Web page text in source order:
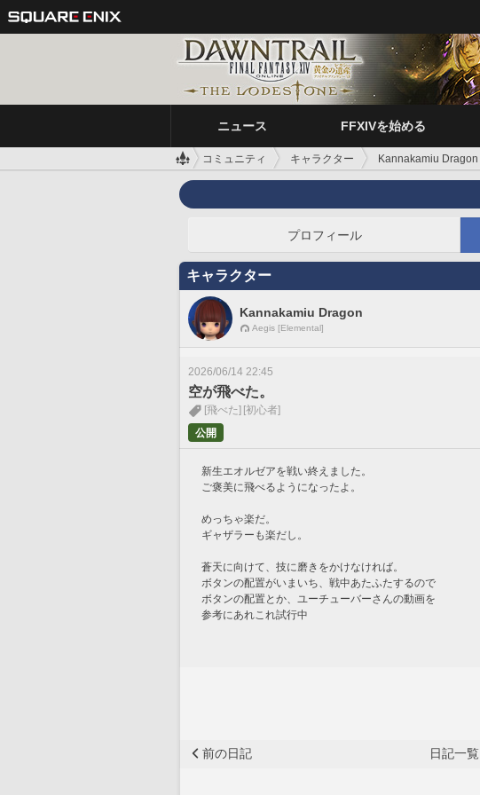
ニュース FFXIVを始める
コミュニティ キャラクター Kannakamiu Dragon
プロフィール
キャラクター
Kannakamiu Dragon
Aegis [Elemental]
2026/06/14 22:45
空が飛べた。
[飛べた] [初心者]
公開
新生エオルゼアを戦い終えました。
ご褒美に飛べるようになったよ。
めっちゃ楽だ。
ギャザラーも楽だし。
蒼天に向けて、技に磨きをかけなければ。
ボタンの配置がいまいち、戦中あたふたするので
ボタンの配置とか、ユーチューバーさんの動画を
参考にあれこれ試行中
前の日記 日記一覧